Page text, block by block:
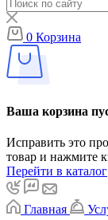
0 Корзина
Ваша корзина
Исправить это
товар и нажмите
Перейти в каталог
Главная